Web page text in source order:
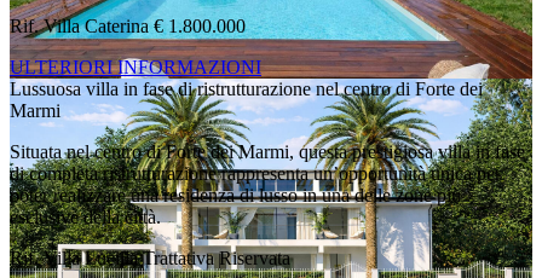
Rif. Villa Caterina€ 1.800.000
ULTERIORI INFORMAZIONI
Lussuosa villa in fase di ristrutturazione nel centro di Forte dei
Marmi
Situata nel centro di Forte dei Marmi, questa prestigiosa villa in fase
di completa ristrutturazione rappresenta un’opportunità unica per
poter realizzare una residenza di lusso in una delle zone più
esclusive della città.
Rif. Villa LucillaTrattativa Riservata